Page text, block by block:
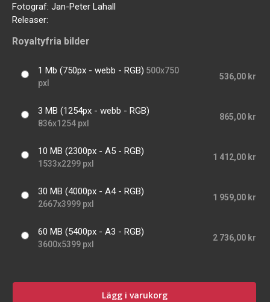
Fotograf: Jan-Peter Lahall
Releaser:
Royaltyfria bilder
1 Mb (750px - webb - RGB) 500x750
pxl
536,00 kr
3 MB (1254px - webb - RGB)
836x1254 pxl
865,00 kr
10 MB (2300px - A5 - RGB)
1533x2299 pxl
1 412,00 kr
30 MB (4000px - A4 - RGB)
2667x3999 pxl
1 959,00 kr
60 MB (5400px - A3 - RGB)
3600x5399 pxl
2 736,00 kr
Lägg i varukorg